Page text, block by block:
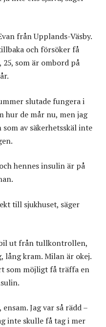
från Upplands-Väsby.
och försöker få
som är ombord på
slutade fungera i
hur de mår nu, men jag
av säkerhetsskäl inte
och hennes insulin är på
till sjukhuset, säger
ut från tullkontrollen,
lång kram. Milan är okej.
som möjligt få träffa en
Jag var så rädd –
inte skulle få tag i mer